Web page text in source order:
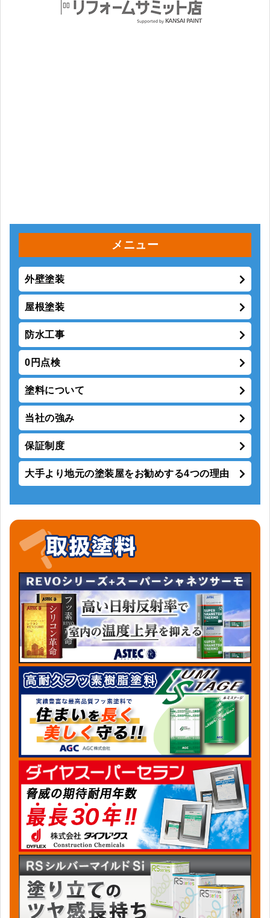
防水工事
塗料について
当社の強み
保証制度
大手より地元の塗装屋をお勧めする4つの理由